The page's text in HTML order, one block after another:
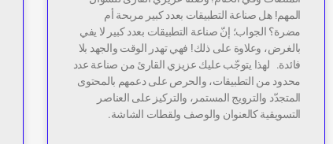
المهم! هل صناعة التطبيقات بعدد كبير مربحة أم
مضرة؟ الجواب؛ إنّ صناعة التطبيقات بعدد كبير لا يفي
بالغرض، وعلاوة على ذلك! فهي تهدر الوقت والجهد بلا
فائدة. لهذا يتوجّب عليك عزيزي القارئ من صناعة عدد
محدود من التطبيقات، والحرص على دعمهم بالمحتوى
المتجدّد والترويج المستمر، والتركيز على العناصر
التسويقية كالعنوان والوصف ولقطات الشاشة.